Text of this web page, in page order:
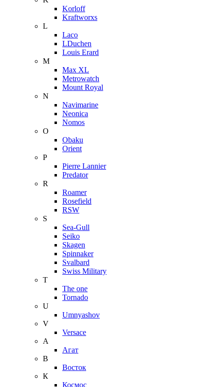
Korloff
Kraftworxs
L
Laco
LDuchen
Louis Erard
M
Max XL
Metrowatch
Mount Royal
N
Navimarine
Neonica
Nomos
O
Obaku
Orient
P
Pierre Lannier
Predator
R
Roamer
Rosefield
RSW
S
Sea-Gull
Seiko
Skagen
Spinnaker
Svalbard
Swiss Military
T
The one
Tornado
U
Umnyashov
V
Versace
А
Агат
В
Восток
К
Космос